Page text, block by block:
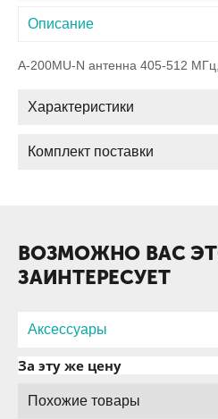
Описание
A-200MU-N антенна 405-512
Характеристики
Комплект поставки
ВОЗМОЖНО ВАС
ЗАИНТЕРЕСУЕТ
Аксессуары
За эту же цену
Похожие товары